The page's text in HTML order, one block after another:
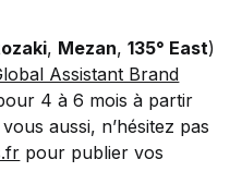
, Mezan,135° East)
Assistant Brand
4 à 6 mois à partir
aussi, n’hésitez pas
pour publier vos